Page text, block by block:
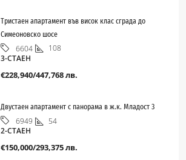
Тристаен апартамент във висок клас сграда до
Симеоновско шосе
6604
108
3-СТАЕН
€228,940/447,768 лв.
Двустаен апартамент с панорама в ж.к. Младост 3
6949
54
2-СТАЕН
€150,000/293,375 лв.